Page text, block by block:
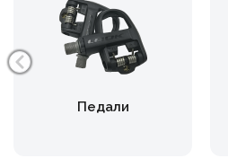
Педали